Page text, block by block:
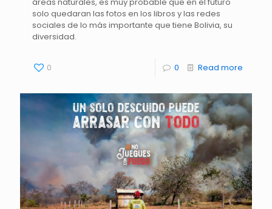
solo quedaran las fotos en los libros y las redes
sociales de lo más importante que tiene Bolivia, su
diversidad.
0 0 Read more